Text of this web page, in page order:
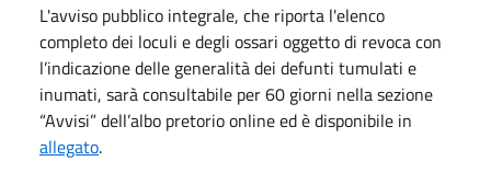
L'avviso pubblico integrale, che riporta l'elenco
completo dei loculi e degli ossari oggetto di revoca con
l’indicazione delle generalità dei defunti tumulati e
inumati, sarà consultabile per 60 giorni nella sezione
“Avvisi” dell’albo pretorio online ed è disponibile in
allegato.